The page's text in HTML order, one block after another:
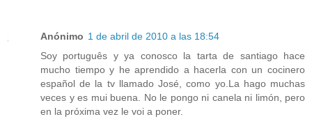
Anónimo 1 de abril de 2010 a las 18:54
Soy português y ya conosco la tarta de santiago hace
mucho tiempo y he aprendido a hacerla con un cocinero
español de la tv llamado José, como yo.La hago muchas
veces y es mui buena. No le pongo ni canela ni limón, pero
en la próxima vez le voi a poner.